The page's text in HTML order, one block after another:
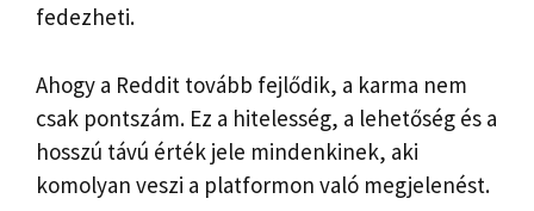
fedezheti.
Ahogy a Reddit tovább fejlődik, a karma nem
csak pontszám. Ez a hitelesség, a lehetőség és a
hosszú távú érték jele mindenkinek, aki
komolyan veszi a platformon való megjelenést.